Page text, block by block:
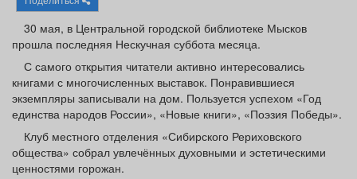
Афиша
Товары Поздравления Погода
30 мая, в Центральной городской библиотеке Мысков
прошла последняя Нескучная суббота месяца.
С самого открытия читатели активно интересовались
книгами с многочисленных выставок. Понравившиеся
экземпляры записывали на дом. Пользуется успехом «Год
единства народов России», «Новые книги», «Поэзия Победы».
Клуб местного отделения «Сибирского Рериховского
общества» собрал увлечённых духовными и эстетическими
ценностями горожан.